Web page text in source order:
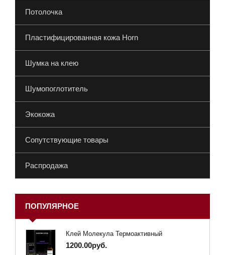
Потолочка
Пластифицированная кожа Horn
Шумка на клею
Шумопоглотитель
Экокожа
Сопутствующие товары
Распродажа
ПОПУЛЯРНОЕ
Клей Молекула Термоактивный
1200.00руб.